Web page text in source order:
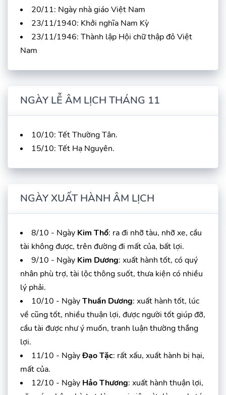
20/11: Ngày nhà giáo Việt Nam
23/11/1940: Khởi nghĩa Nam Kỳ
23/11/1946: Thành lập Hội chữ thập đỏ Việt
Nam
NGÀY LỄ ÂM LỊCH THÁNG 11
10/10: Tết Thường Tân.
15/10: Tết Hạ Nguyên.
NGÀY XUẤT HÀNH ÂM LỊCH
8/10 - Ngày Kim Thổ: ra đi nhỡ tàu, nhỡ xe, cầu
tài không được, trên đường đi mất của, bất lợi.
9/10 - Ngày Kim Dương: xuất hành tốt, có quý
nhân phù trợ, tài lộc thông suốt, thưa kiện có nhiều
lý phải.
10/10 - NgàyThuần Dương: xuất hành tốt, lúc
về cũng tốt, nhiều thuận lợi, được người tốt giúp đỡ,
cầu tài được như ý muốn, tranh luận thường thắng
lợi.
11/10 - NgàyĐạo Tặc: rất xấu, xuất hành bị hại,
mất của.
12/10 - Ngày Hảo Thương: xuất hành thuận lợi,